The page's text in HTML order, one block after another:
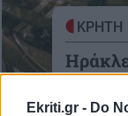
Ekriti.gr - Do
ΚΡΗΤΗ